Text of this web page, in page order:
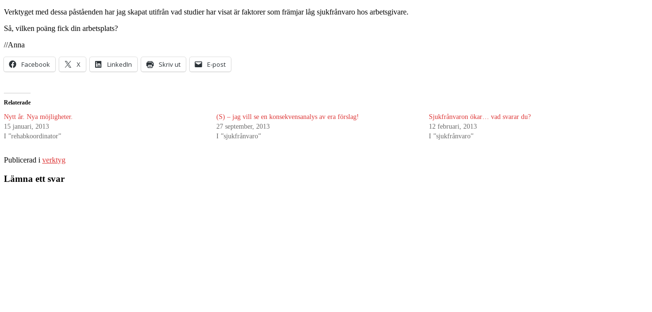
Verktyget med dessa påståenden har jag skapat utifrån vad studier har visat är faktorer som främjar låg sjukfrånvaro hos arbetsgivare.
Så, vilken poäng fick din arbetsplats?
//Anna
Facebook X LinkedIn Skriv ut E-post
Relaterade
Nytt år. Nya möjligheter.
15 januari, 2013
I ”rehabkoordinator”
(S) – jag vill se en konsekvensanalys av era förslag!
27 september, 2013
I ”sjukfrånvaro”
Sjukfrånvaron ökar… vad svarar du?
12 februari, 2013
I ”sjukfrånvaro”
Publicerad i verktyg
Lämna ett svar